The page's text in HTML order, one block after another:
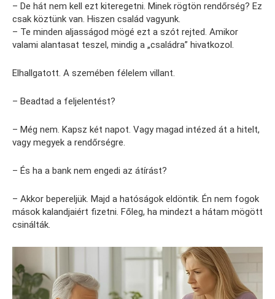
– De hát nem kell ezt kiteregetni. Minek rögtön rendőrség? Ez
csak köztünk van. Hiszen család vagyunk.
– Te minden aljasságod mögé ezt a szót rejted. Amikor
valami alantasat teszel, mindig a „családra” hivatkozol.
Elhallgatott. A szemében félelem villant.
– Beadtad a feljelentést?
– Még nem. Kapsz két napot. Vagy magad intézed át a hitelt,
vagy megyek a rendőrségre.
– És ha a bank nem engedi az átírást?
– Akkor bepereljük. Majd a hatóságok eldöntik. Én nem fogok
mások kalandjaiért fizetni. Főleg, ha mindezt a hátam mögött
csinálták.